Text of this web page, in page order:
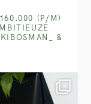
(P/M)
&